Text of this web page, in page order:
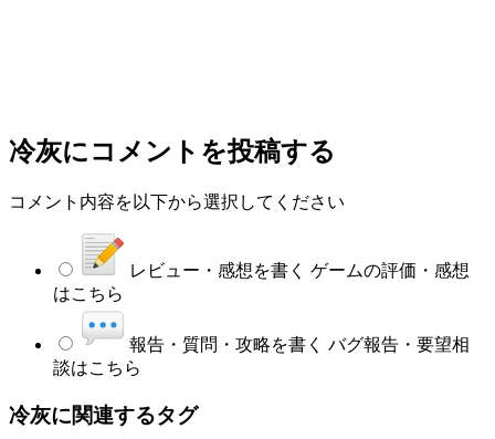
冷灰にコメントを投稿する
コメント内容を以下から選択してください
レビュー・感想を書く ゲームの評価・感想
はこちら
報告・質問・攻略を書く バグ報告・要望相
談はこちら
冷灰に関連するタグ